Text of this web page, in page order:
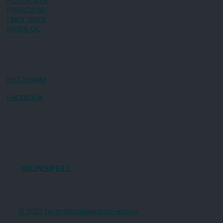
PRIVACIDAD
LÍNEA VERDE
REGEN OIL
INSTAGRAM
FACEBOOK
© 2023 by smith.aagenciacreativa
SKINSPELL